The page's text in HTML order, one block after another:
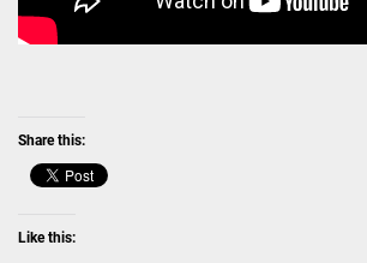
Share this:
Like this: